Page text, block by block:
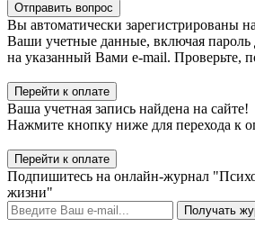
Отправить вопрос
Вы автоматически зарегистрированы
Ваши учетные данные, включая пароль
на указанный Вами e-mail. Проверьте,
Перейти к оплате
Ваша учетная запись найдена на сайте!
Нажмите кнопку ниже для перехода к
Перейти к оплате
Подпишитесь на онлайн-журнал
жизни"
Получать